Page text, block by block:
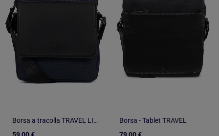
Borsa a tracolla TRAVEL LIGHT
Borsa - Tablet TRAVEL